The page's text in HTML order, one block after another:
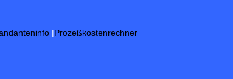
|Prozeßkostenrechner